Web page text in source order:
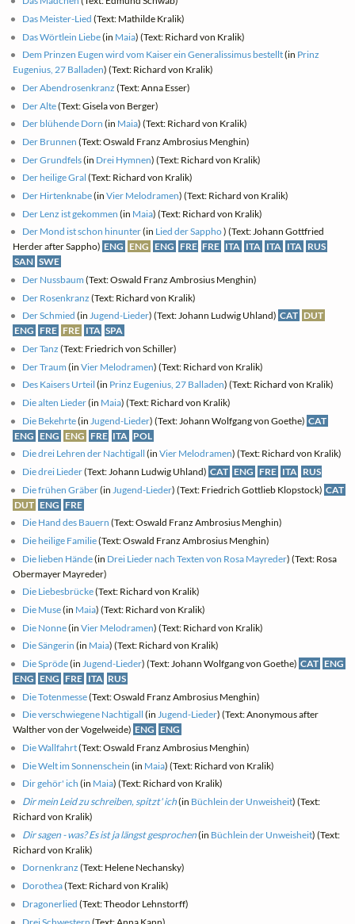
Das Meister-Lied (Text: Mathilde Kralik)
Das Wörtlein Liebe(in Maia) (Text: Richard von Kralik)
Dem Prinzen Eugen wird vom Kaiser ein Generalissimus bestellt(in Prinz
Eugenius, 27 Balladen) (Text: Richard von Kralik)
Der Abendrosenkranz (Text: Anna Esser)
Der Alte(Text: Gisela von Berger)
Der blühende Dorn (in Maia) (Text: Richard von Kralik)
Der Brunnen (Text: Oswald Franz Ambrosius Menghin)
Der Grundfels(in Drei Hymnen) (Text: Richard von Kralik)
Der heilige Gral (Text: Richard von Kralik)
Der Hirtenknabe(inVier Melodramen) (Text: Richard von Kralik)
Der Lenz ist gekommen (in Maia) (Text: Richard von Kralik)
Der Mond ist schon hinunter(in Lied der Sappho) (Text: Johann Gottfried
Herder after Sappho) ENG ENG ENG FRE FRE ITA ITA ITA ITA RUS
SAN SWE
Der Nussbaum (Text: Oswald Franz Ambrosius Menghin)
Der Rosenkranz (Text: Richard von Kralik)
Der Schmied (inJugend-Lieder) (Text: Johann Ludwig Uhland) CAT DUT
ENG FRE FRE ITA SPA
Der Tanz (Text: Friedrich von Schiller)
Der Traum (inVier Melodramen) (Text: Richard von Kralik)
Des Kaisers Urteil (in Prinz Eugenius, 27 Balladen) (Text: Richard von Kralik)
Die alten Lieder(in Maia) (Text: Richard von Kralik)
Die Bekehrte(in Jugend-Lieder) (Text: Johann Wolfgang von Goethe) CAT
ENG ENG ENG FRE ITA POL
Die drei Lehren der Nachtigall (inVier Melodramen) (Text: Richard von Kralik)
Die drei Lieder(Text: Johann Ludwig Uhland) CAT ENG FRE ITA RUS
Die frühen Gräber(in Jugend-Lieder) (Text: Friedrich Gottlieb Klopstock) CAT
DUT ENG FRE
Die Hand des Bauern (Text: Oswald Franz Ambrosius Menghin)
Die heilige Familie(Text: Oswald Franz Ambrosius Menghin)
Die lieben Hände(in Drei Lieder nach Texten von Rosa Mayreder) (Text: Rosa
Obermayer Mayreder)
Die Liebesbrücke(Text: Richard von Kralik)
Die Muse(in Maia) (Text: Richard von Kralik)
Die Nonne(inVier Melodramen) (Text: Richard von Kralik)
Die Sängerin (in Maia) (Text: Richard von Kralik)
Die Spröde(inJugend-Lieder) (Text: Johann Wolfgang von Goethe) CAT ENG
ENG ENG FRE ITA RUS
Die Totenmesse(Text: Oswald Franz Ambrosius Menghin)
Die verschwiegene Nachtigall (inJugend-Lieder) (Text: Anonymous after
Walther von der Vogelweide) ENG ENG
Die Wallfahrt(Text: Oswald Franz Ambrosius Menghin)
Die Welt im Sonnenschein (in Maia) (Text: Richard von Kralik)
Dir gehör' ich (in Maia) (Text: Richard von Kralik)
Dir mein Leid zu schreiben, spitzt' ich(in Büchlein der Unweisheit) (Text:
Richard von Kralik)
Dir sagen - was? Es ist ja längst gesprochen(in Büchlein der Unweisheit) (Text:
Richard von Kralik)
Dornenkranz (Text: Helene Nechansky)
Dorothea(Text: Richard von Kralik)
Dragonerlied (Text: Theodor Lehnstorff)
Drei Schwestern (Text: Anna Kann)